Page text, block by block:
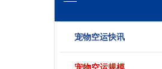
宠物空运快讯